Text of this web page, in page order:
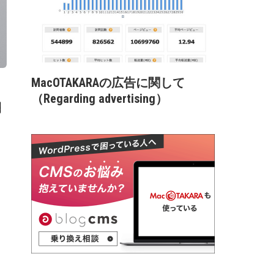
MacOTAKARAの広告に関して
（Regarding advertising）